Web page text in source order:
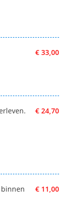
€ 33,00
€ 24,70
€ 11,00